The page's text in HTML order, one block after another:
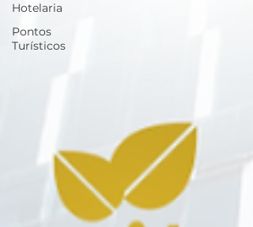
Hotelaria
Pontos
Turísticos